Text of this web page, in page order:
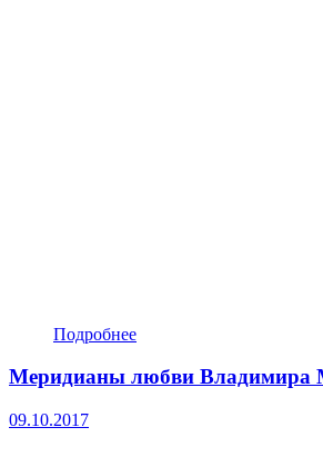
Подробнее
Меридианы любви Владимира
09.10.2017